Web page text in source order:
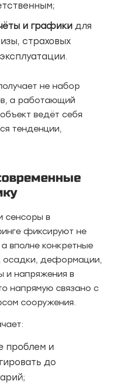
и графики для
страховых
не набор
а работающий
ведёт себя
тенденции,
сенсоры в
фиксируют не
вполне конкретные
осадки, деформации,
и напряжения в
напрямую связано с
сооружения.
проблем и
до